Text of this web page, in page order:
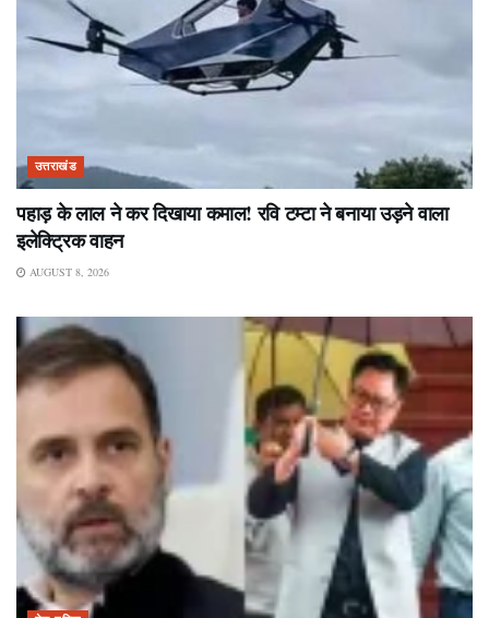
उत्तराखंड
पहाड़ के लाल ने कर दिखाया कमाल! रवि टम्टा ने बनाया उड़ने वाला
इलेक्ट्रिक वाहन
AUGUST 8, 2026